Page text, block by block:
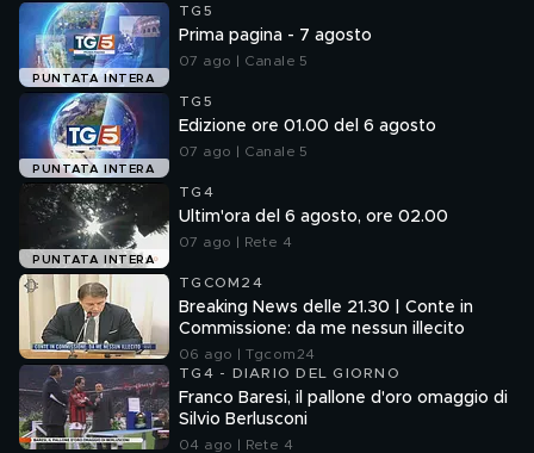
PUNTATA INTERA
TG5
Prima pagina - 7 agosto
07 ago | Canale 5
PUNTATA INTERA
TG5
Edizione ore 01.00 del 6 agosto
07 ago | Canale 5
PUNTATA INTERA
TG4
Ultim'ora del 6 agosto, ore 02.00
07 ago | Rete 4
TGCOM24
Breaking News delle 21.30 | Conte in
Commissione: da me nessun illecito
06 ago | Tgcom24
TG4 - DIARIO DEL GIORNO
Franco Baresi, il pallone d'oro omaggio di
Silvio Berlusconi
04 ago | Rete 4